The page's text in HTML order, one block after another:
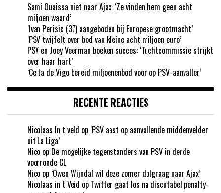
Sami Ouaissa niet naar Ajax: ‘Ze vinden hem geen acht
miljoen waard’
‘Ivan Perisic (37) aangeboden bij Europese grootmacht’
‘PSV twijfelt over bod van kleine acht miljoen euro’
PSV en Joey Veerman boeken succes: ‘Tuchtcommissie strijkt
over haar hart’
‘Celta de Vigo bereid miljoenenbod voor op PSV-aanvaller’
RECENTE REACTIES
Nicolaas In t veld op ‘PSV aast op aanvallende middenvelder
uit La Liga’
Nico op De mogelijke tegenstanders van PSV in derde
voorronde CL
Nico op ‘Owen Wijndal wil deze zomer dolgraag naar Ajax’
Nicolaas in t Veid op Twitter gaat los na discutabel penalty-